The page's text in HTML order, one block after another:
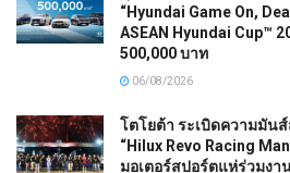
“Hyundai Game On,
ASEAN Hyundai Cup™
500,000 บาท
06/08/2026
โตโยต้า ระเบิดความมัน
“Hilux Revo Racing
มอเตอร์สปอร์ตแห่ร่วมง